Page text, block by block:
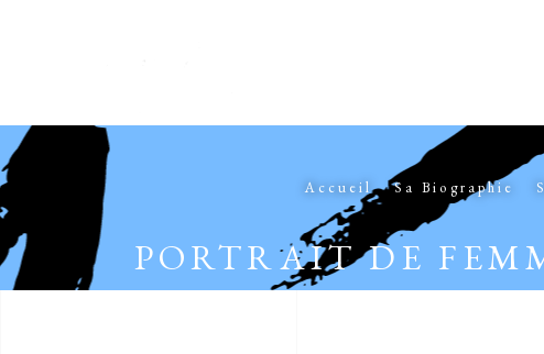
Accueil Sa Biographie
PORTRAIT DE